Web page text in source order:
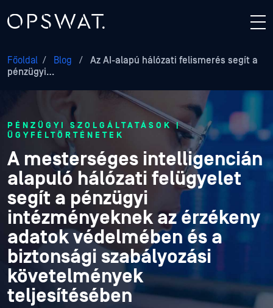
Főoldal / Blog /
Az AI-alapú hálózati felismerés segít a
pénzügyi…
PÉNZÜGYI SZOLGÁLTATÁSOK |
ÜGYFÉLTÖRTÉNETEK
A mesterséges intelligencián
alapuló hálózati felügyelet
segít a pénzügyi
intézményeknek az érzékeny
adatok védelmében és a
biztonsági szabályozási
követelmények
teljesítésében